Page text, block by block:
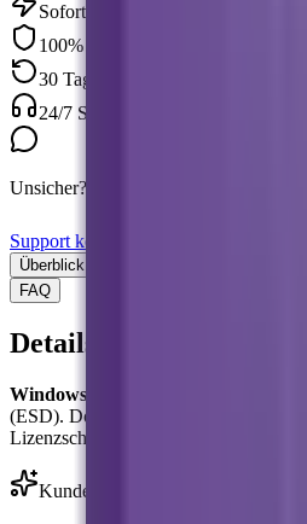
Sofortige Lieferung per E-Mail
100% Original-Lizenz
30 Tage Geld-zurück-Garantie
24/7 Support inklusive
Unsicher? Frag unsere Experten
Support kontaktieren
Überblick
FAQ
Details: Windows 11
Windows 11 Education
— Digitale
(ESD). Download und Aktivierung mit
Lizenzschlüssel.
Kundenbewertungen